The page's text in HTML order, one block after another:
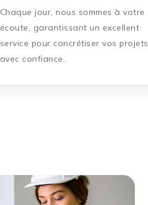
Chaque jour, nous sommes à votre
écoute, garantissant un excellent
service pour concrétiser vos projets
avec confiance.